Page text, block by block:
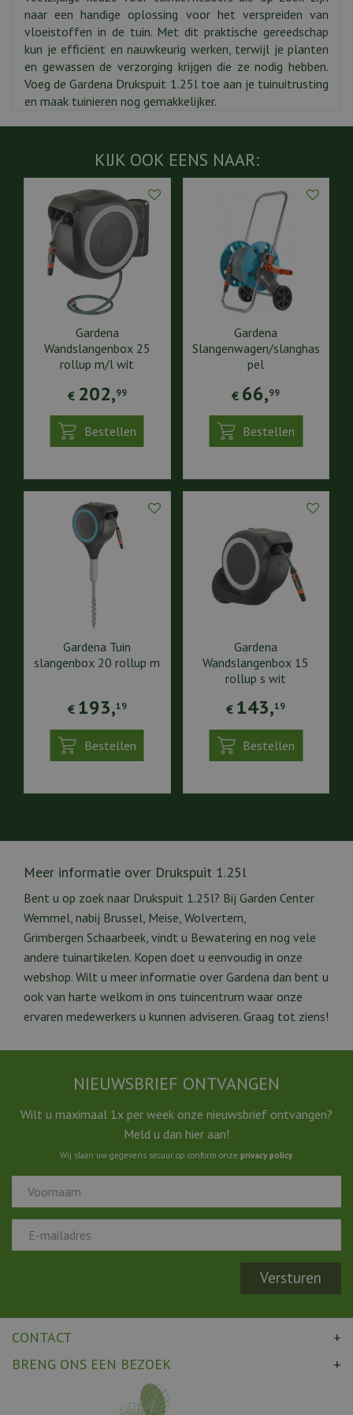
naar een handige oplossing voor het verspreiden van
vloeistoffen in de tuin. Met dit praktische gereedschap
kun je efficiënt en nauwkeurig werken, terwijl je planten
en gewassen de verzorging krijgen die ze nodig hebben.
Voeg de Gardena Drukspuit 1.25l toe aan je tuinuitrusting
en maak tuinieren nog gemakkelijker.
KIJK OOK EENS NAAR:
Gardena
Wandslangenbox 25
rollup m/l wit
€ 202,99
Bestellen
Gardena
Slangenwagen/slanghas
pel
€ 66,99
Bestellen
Gardena Tuin
slangenbox 20 rollup m
€ 193,19
Bestellen
Gardena
Wandslangenbox 15
rollup s wit
€ 143,19
Bestellen
Meer informatie over Drukspuit 1.25l
Bent u op zoek naar Drukspuit 1.25l? Bij Garden Center
Wemmel, nabij Brussel, Meise, Wolvertem,
Grimbergen Schaarbeek, vindt u Bewatering en nog vele
andere tuinartikelen. Kopen doet u eenvoudig in onze
webshop. Wilt u meer informatie over Gardena dan bent u
ook van harte welkom in ons tuincentrum waar onze
ervaren medewerkers u kunnen adviseren. Graag tot ziens!
NIEUWSBRIEF ONTVANGEN
Wilt u maximaal 1x per week onze nieuwsbrief ontvangen?
Meld u dan hier aan!
Wij slaan uw gegevens secuur op conform onze privacy policy.
CONTACT
BRENG ONS EEN BEZOEK